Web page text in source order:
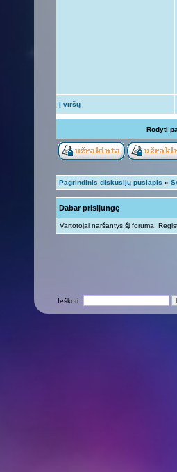
Į viršų
Rodyti
Pagrindinis diskusijų puslapis »
Dabar prisijungę
Vartotojai naršantys šį forumą:
Ieškoti: